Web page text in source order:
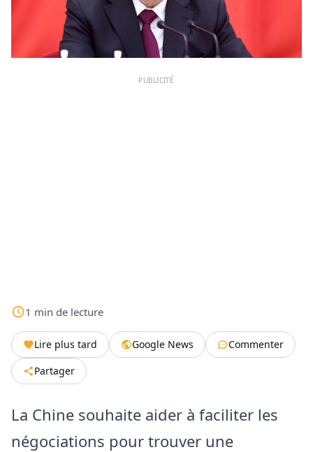
PUBLICITÉ
1 min de lecture
Lire plus tard Google News
Commenter
Partager
La Chine souhaite aider à faciliter les
négociations pour trouver une